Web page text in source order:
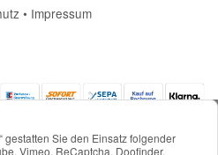
• Impressum
gestatten Sie den Einsatz folgender
Vimeo, ReCaptcha, Doofinder,